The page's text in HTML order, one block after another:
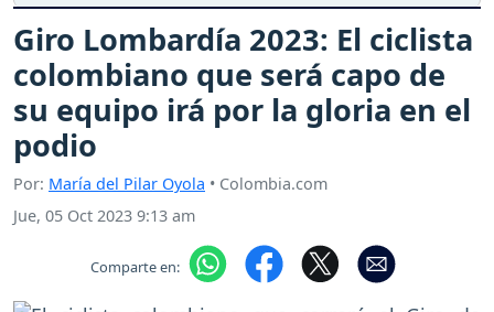
Giro Lombardía 2023: El ciclista
colombiano que será capo de
su equipo irá por la gloria en el
podio
Por: María del Pilar Oyola • Colombia.com
Jue, 05 Oct 2023 9:13 am
Comparte en: